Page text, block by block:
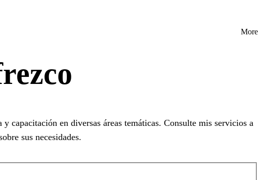
More
capacitación en diversas áreas temáticas. Consulte mis servicios a
sus necesidades.